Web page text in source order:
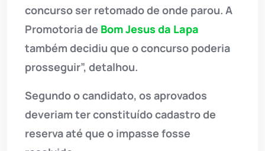
concurso ser retomado de onde parou. A
Promotoria de Bom Jesus da Lapa
também decidiu que o concurso poderia
prosseguir”, detalhou.
Segundo o candidato, os aprovados
deveriam ter constituído cadastro de
reserva até que o impasse fosse